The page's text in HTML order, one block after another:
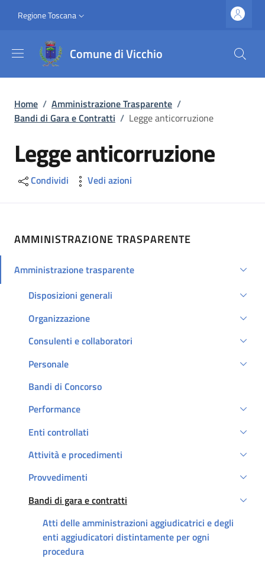
Slim top
Regione Toscana
Comune di Vicchio
Briciole di pane
Home / Amministrazione Trasparente /
Bandi di Gara e Contratti / Legge anticorruzione
Legge anticorruzione
Condividi Vedi azioni
AMMINISTRAZIONE TRASPARENTE
Amministrazione trasparente
Attivo
Disposizioni generali
Organizzazione
Consulenti e collaboratori
Personale
Bandi di Concorso
Performance
Enti controllati
Attività e procedimenti
Provvedimenti
Bandi di gara e contratti
Attivo
Atti delle amministrazioni aggiudicatrici e degli
enti aggiudicatori distintamente per ogni
procedura